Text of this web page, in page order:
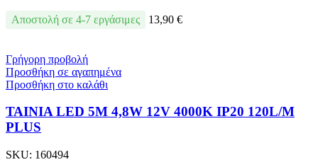
Αποστολή σε 4-7 εργάσιμες 13,90 €
Γρήγορη προβολή
Προσθήκη σε αγαπημένα
Προσθήκη στο καλάθι
ΤΑΙΝΙΑ LED 5Μ 4,8W 12V 4000K IP20 120L/M
PLUS
SKU: 160494